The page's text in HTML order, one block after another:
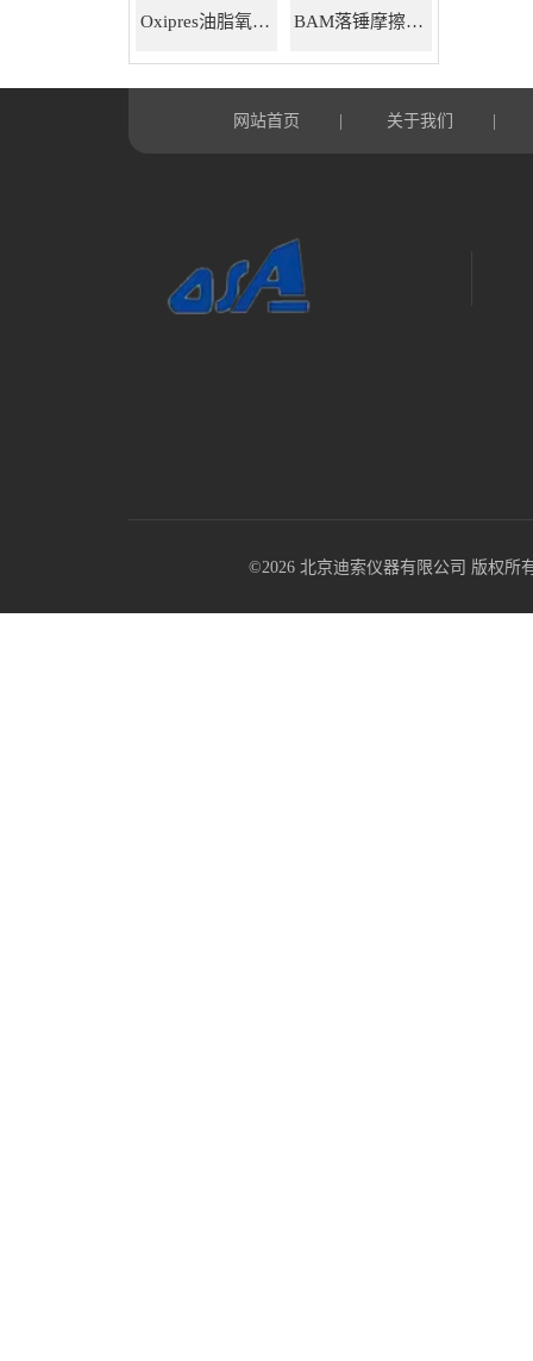
Oxipres油脂氧化稳定性仪 BAM落锤摩擦感度仪
网站首页 关于我们
©2026 北京迪索仪器有限公司 版权所